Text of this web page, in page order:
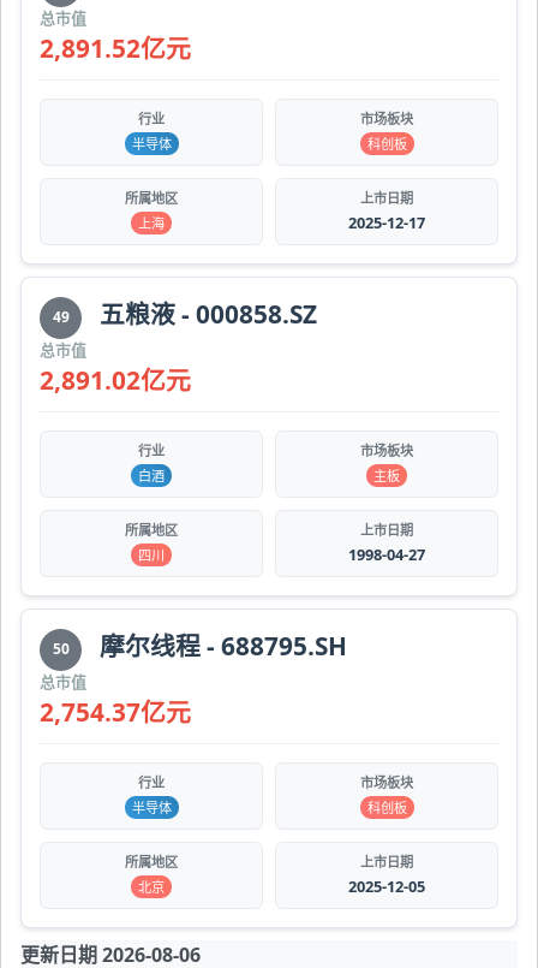
总市值
2,891.52亿元
行业
半导体
市场板块
科创板
所属地区
上海
上市日期
2025-12-17
49 五粮液 - 000858.SZ
总市值
2,891.02亿元
行业
白酒
市场板块
主板
所属地区
四川
上市日期
1998-04-27
50 摩尔线程 - 688795.SH
总市值
2,754.37亿元
行业
半导体
市场板块
科创板
所属地区
北京
上市日期
2025-12-05
更新日期 2026-08-06